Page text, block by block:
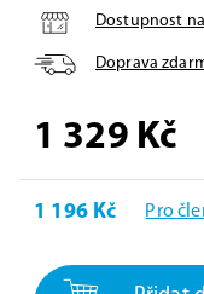
Dostupnost
Doprava
1 329 Kč
1 196 Kč Pro